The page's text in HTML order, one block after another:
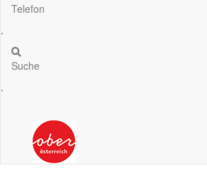
Telefon
.
Suche
.